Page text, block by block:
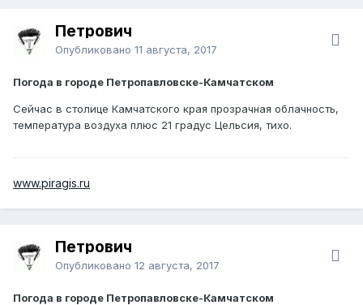
Петрович
Опубликовано 11 августа, 2017
Погода в городе Петропавловске-Камчатском
Сейчас в столице Камчатского края прозрачная облачность,
температура воздуха плюс 21 градус Цельсия, тихо.
www.piragis.ru
Петрович
Опубликовано 12 августа, 2017
Погода в городе Петропавловске-Камчатском